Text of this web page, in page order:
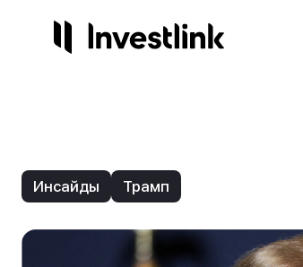
Опционы
Начисления
Инсайды Трамп